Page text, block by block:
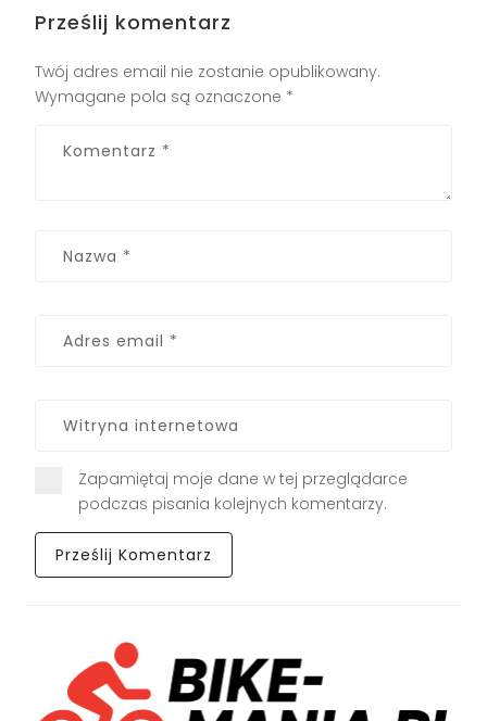
Prześlij komentarz
Twój adres email nie zostanie opublikowany.
Wymagane pola są oznaczone *
Zapamiętaj moje dane w tej przeglądarce
podczas pisania kolejnych komentarzy.